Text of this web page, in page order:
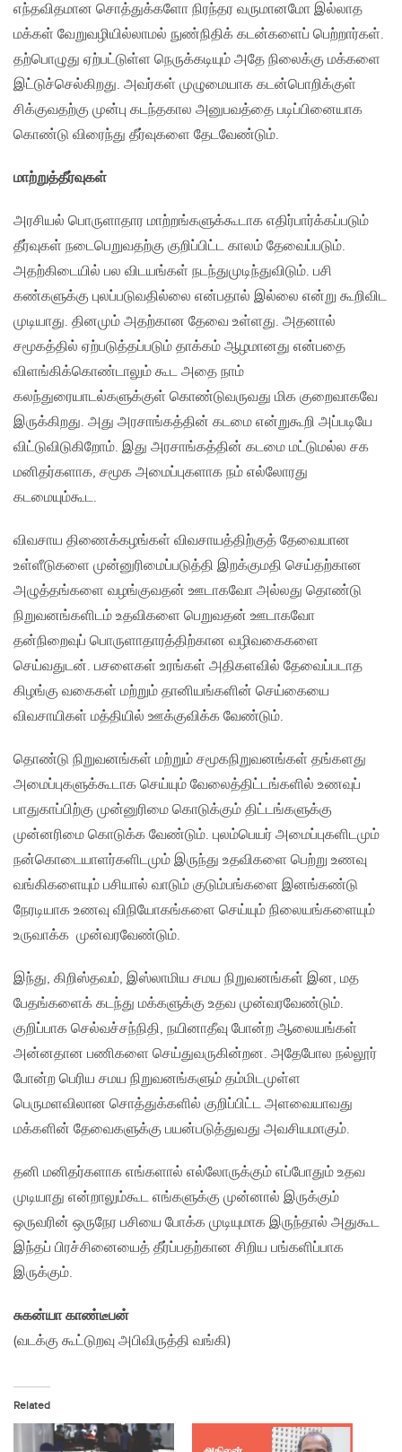
எந்தவிதமான சொத்துக்களோ நிரந்தர வருமானமோ இல்லாத
மக்கள் வேறுவழியில்லாமல் நுண்நிதிக் கடன்களைப் பெற்றார்கள்.
தற்பொழுது ஏற்பட்டுள்ள நெருக்கடியும் அதே நிலைக்கு மக்களை
இட்டுச்செல்கிறது. அவர்கள் முழுமையாக கடன்பொறிக்குள்
சிக்குவதற்கு முன்பு கடந்தகால அனுபவத்தை படிப்பினையாக
கொண்டு விரைந்து தீர்வுகளை தேடவேண்டும்.
மாற்றுத்தீர்வுகள்
அரசியல் பொருளாதார மாற்றங்களுக்கூடாக எதிர்பார்க்கப்படும்
தீர்வுகள் நடைபெறுவதற்கு குறிப்பிட்ட காலம் தேவைப்படும்.
அதற்கிடையில் பல விடயங்கள் நடந்துமுடிந்துவிடும். பசி
கண்களுக்கு புலப்படுவதில்லை என்பதால் இல்லை என்று கூறிவிட
முடியாது. தினமும் அதற்கான தேவை உள்ளது. அதனால்
சமூகத்தில் ஏற்படுத்தப்படும் தாக்கம் ஆழமானது என்பதை
விளங்கிக்கொண்டாலும் கூட அதை நாம்
கலந்துரையாடல்களுக்குள் கொண்டுவருவது மிக குறைவாகவே
இருக்கிறது. அது அரசாங்கத்தின் கடமை என்றுகூறி அப்படியே
விட்டுவிடுகிறோம். இது அரசாங்கத்தின் கடமை மட்டுமல்ல சக
மனிதர்களாக, சமூக அமைப்புகளாக நம் எல்லோரது
கடமையும்கூட.
விவசாய திணைக்கழங்கள் விவசாயத்திற்குத் தேவையான
உள்ளீடுகளை முன்னுரிமைப்படுத்தி இறக்குமதி செய்தற்கான
அழுத்தங்களை வழங்குவதன் ஊடாகவோ அல்லது தொண்டு
நிறுவனங்களிடம் உதவிகளை பெறுவதன் ஊடாகவோ
தன்நிறைவுப் பொருளாதாரத்திற்கான வழிவகைகளை
செய்வதுடன். பசளைகள் உரங்கள் அதிகளவில் தேவைப்படாத
கிழங்கு வகைகள் மற்றும் தானியங்களின் செய்கையை
விவசாயிகள் மத்தியில் ஊக்குவிக்க வேண்டும்.
தொண்டு நிறுவனங்கள் மற்றும் சமூகநிறுவனங்கள் தங்களது
அமைப்புகளுக்கூடாக செய்யும் வேலைத்திட்டங்களில் உணவுப்
பாதுகாப்பிற்கு முன்னுரிமை கொடுக்கும் திட்டங்களுக்கு
முன்னரிமை கொடுக்க வேண்டும். புலம்பெயர் அமைப்புகளிடமும்
நன்கொடையாளர்களிடமும் இருந்து உதவிகளை பெற்று உணவு
வங்கிகளையும் பசியால் வாடும் குடும்பங்களை இனங்கண்டு
நேரடியாக உணவு விநியோகங்களை செய்யும் நிலையங்களையும்
உருவாக்க முன்வரவேண்டும்.
இந்து, கிறிஸ்தவம், இஸ்லாமிய சமய நிறுவனங்கள் இன, மத
பேதங்களைக் கடந்து மக்களுக்கு உதவ முன்வரவேண்டும்.
குறிப்பாக செல்வச்சந்நிதி, நயினாதீவு போன்ற ஆலையங்கள்
அன்னதான பணிகளை செய்துவருகின்றன. அதேபோல நல்லூர்
போன்ற பெரிய சமய நிறுவனங்களும் தம்மிடமுள்ள
பெருமளவிலான சொத்துக்களில் குறிப்பிட்ட அளவையாவது
மக்களின் தேவைகளுக்கு பயன்படுத்துவது அவசியமாகும்.
தனி மனிதர்களாக எங்களால் எல்லோருக்கும் எப்போதும் உதவ
முடியாது என்றாலும்கூட எங்களுக்கு முன்னால் இருக்கும்
ஒருவரின் ஒருநேர பசியை போக்க முடியுமாக இருந்தால் அதுகூட
இந்தப் பிரச்சினையைத் தீர்ப்பதற்கான சிறிய பங்களிப்பாக
இருக்கும்.
சுகன்யா காண்டீபன்
(வடக்கு கூட்டுறவு அபிவிருத்தி வங்கி)
Related